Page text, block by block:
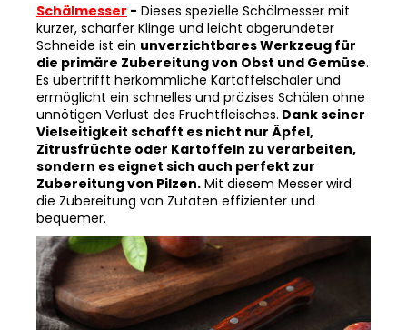
Schälmesser - Dieses spezielle Schälmesser mit
kurzer, scharfer Klinge und leicht abgerundeter
Schneide ist ein unverzichtbares Werkzeug für
die primäre Zubereitung von Obst und Gemüse.
Es übertrifft herkömmliche Kartoffelschäler und
ermöglicht ein schnelles und präzises Schälen ohne
unnötigen Verlust des Fruchtfleisches. Dank seiner
Vielseitigkeit schafft es nicht nur Äpfel,
Zitrusfrüchte oder Kartoffeln zu verarbeiten,
sondern es eignet sich auch perfekt zur
Zubereitung von Pilzen. Mit diesem Messer wird
die Zubereitung von Zutaten effizienter und
bequemer.